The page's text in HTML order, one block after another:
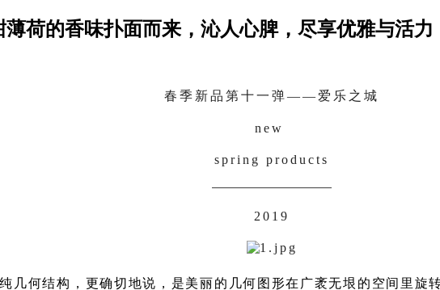
薄荷的香味扑面而来，沁人心脾，尽享优雅与活力
春季新品第十一弹——爱乐之城
new
spring products
2019
几何结构，更确切地说，是美丽的几何图形在广袤无垠的空间里旋